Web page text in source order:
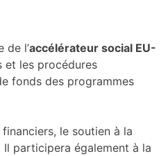
de l’accélérateur social EU-
et les procédures
fonds des programmes
le soutien à la
Il participera également à la